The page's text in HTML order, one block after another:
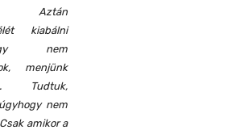
Aztán
kiabálni
nem
menjünk
Tudtuk,
nem
amikor a